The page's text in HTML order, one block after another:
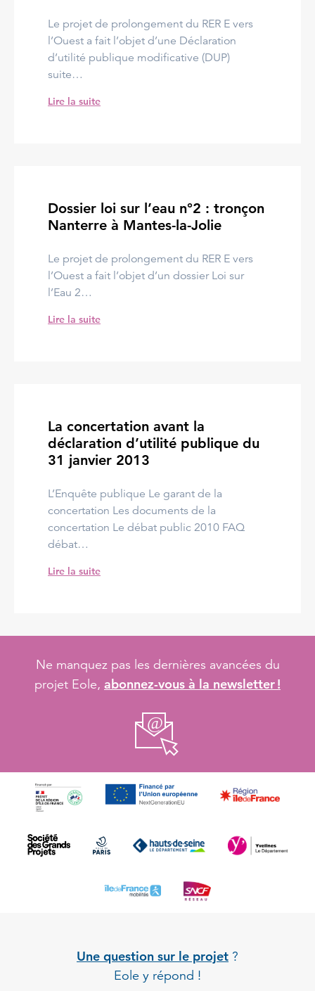
Le projet de prolongement du RER E vers
l’Ouest a fait l’objet d’une Déclaration
d’utilité publique modificative (DUP)
suite…
Lire la suite
Dossier loi sur l’eau n°2 : tronçon
Nanterre à Mantes-la-Jolie
Le projet de prolongement du RER E vers
l’Ouest a fait l’objet d’un dossier Loi sur
l’Eau 2…
Lire la suite
La concertation avant la
déclaration d’utilité publique du
31 janvier 2013
L’Enquête publique Le garant de la
concertation Les documents de la
concertation Le débat public 2010 FAQ
débat…
Lire la suite
Ne manquez pas les dernières avancées du
projet Eole, abonnez-vous à la newsletter !
Une question sur le projet ?
Eole y répond !